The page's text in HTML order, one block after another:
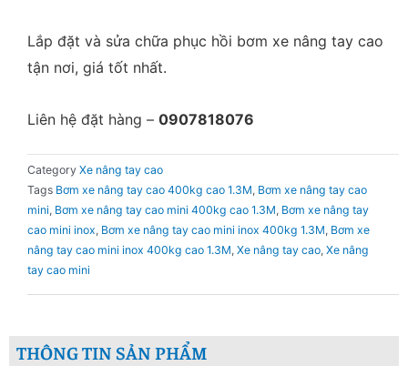
Lắp đặt và sửa chữa phục hồi bơm xe nâng tay cao
tận nơi, giá tốt nhất.
Liên hệ đặt hàng – 0907818076
Category Xe nâng tay cao
Tags Bơm xe nâng tay cao 400kg cao 1.3M, Bơm xe nâng tay cao
mini, Bơm xe nâng tay cao mini 400kg cao 1.3M, Bơm xe nâng tay
cao mini inox, Bơm xe nâng tay cao mini inox 400kg 1.3M, Bơm xe
nâng tay cao mini inox 400kg cao 1.3M, Xe nâng tay cao, Xe nâng
tay cao mini
THÔNG TIN SẢN PHẨM